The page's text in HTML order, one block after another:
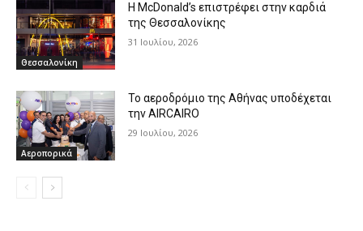
Θεσσαλονίκη
Η McDonald’s επιστρέφει στην καρδιά
της Θεσσαλονίκης
31 Ιουλίου, 2026
Αεροπορικά
Το αεροδρόμιο της Αθήνας υποδέχεται
την AIRCAIRO
29 Ιουλίου, 2026